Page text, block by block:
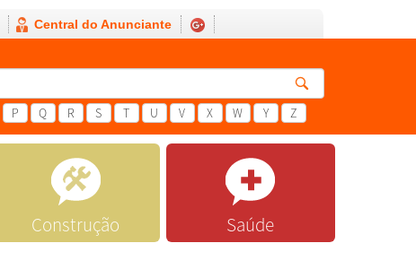
Central do Anunciante
P Q R S T U V X W Y Z
Construção Saúde